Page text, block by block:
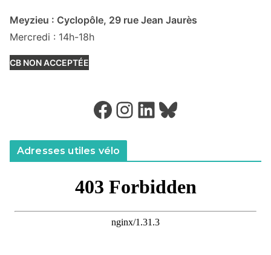
Meyzieu : Cyclopôle, 29 rue Jean Jaurès
Mercredi : 14h-18h
CB NON ACCEPTÉE
Facebook Instagram LinkedIn Bluesky
Adresses utiles vélo